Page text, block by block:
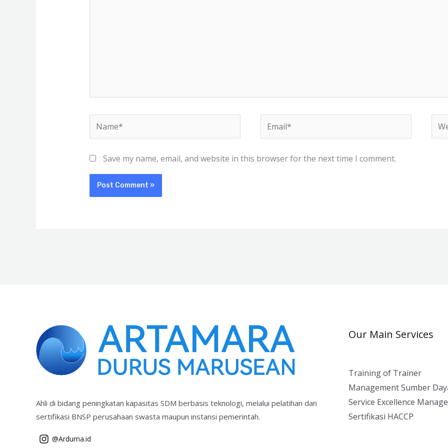
Name* Email*
Save my name, email, and website in this browser for the next time I comment.
Ahli di bidang peningkatan kapasitas SDM berbasis teknologi, melalui pelatihan dan
sertifikasi BNSP perusahaan swasta maupun instansi pemerintah.
@Arduma.id
Our Main Services
Training of Trainer
Management Sumber
Service Excellence
Sertifikasi HACCP